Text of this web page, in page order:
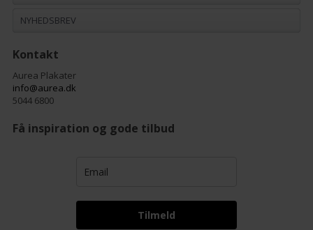
NYHEDSBREV
Kontakt
Aurea Plakater
info@aurea.dk
5044 6800
Få inspiration og gode tilbud
Tilmeld